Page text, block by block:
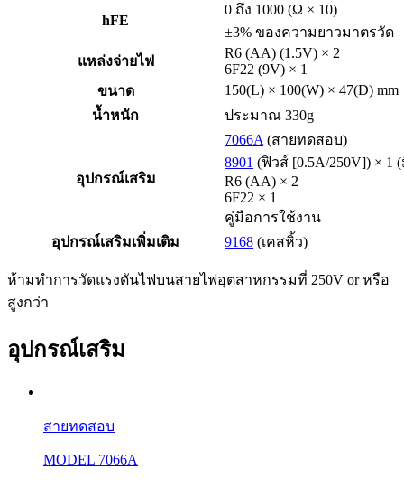
hFE
0 ถึง 1000 (Ω × 10)
±3% ของความยาวมาตรวัด
แหล่งจ่ายไฟ
R6 (AA) (1.5V) × 2
6F22 (9V) × 1
ขนาด
150(L) × 100(W) × 47(D) mm
น้ำหนัก
ประมาณ 330g
อุปกรณ์เสริม
7066A (สายทดสอบ)
8901 (ฟิวส์ [0.5A/250V]) × 1
R6 (AA) × 2
6F22 × 1
คู่มือการใช้งาน
อุปกรณ์เสริมเพิ่มเติม
9168 (เคสหิ้ว)
ห้ามทำการวัดแรงดันไฟบนสายไฟอุตสาหกรรมที่ 250V or หรือ
สูงกว่า
อุปกรณ์เสริม
สายทดสอบ
MODEL 7066A